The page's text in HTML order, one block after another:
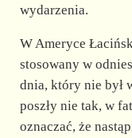
wydarzenia.
W Ameryce
stosowany w
dnia, który nie był
poszły nie tak, w
oznaczać, że